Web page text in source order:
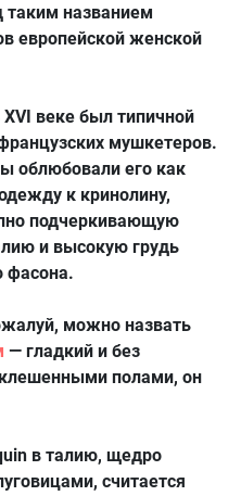
таким названием
европейской женской
XVI веке был типичной
мушкетеров.
облюбовали его как
к кринолину,
подчеркивающую
и высокую грудь
фасона.
можно назвать
— гладкий и без
полами, он
в талию, щедро
считается